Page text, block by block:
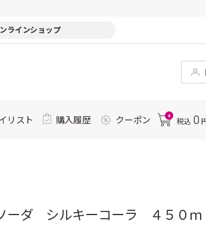
ラインショップ
リスト 購入履歴 クーポン 0
税込 0
ーダ シルキーコーラ ４５０ｍ